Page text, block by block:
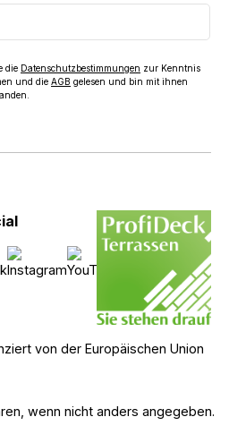
die Datenschutzbestimmungen zur Kenntnis
und die AGB gelesen und bin mit ihnen
wenn nicht anders angegeben.